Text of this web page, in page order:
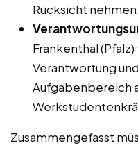
Rücksicht nehmen.
Frankenthal
Verantwortung
Aufgabenbereich
Zusammengefasst